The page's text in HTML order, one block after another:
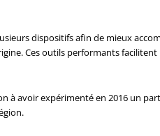
dispositifs afin de mieux
Ces outils performants
à avoir expérimenté en 2016 un